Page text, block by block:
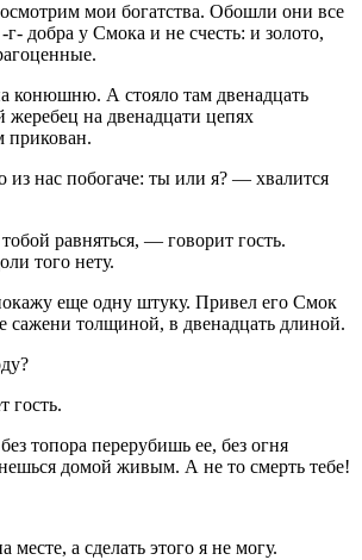
мои богатства. Обошли они все
добра у Смока и не счесть: и золото,
конюшню. А стояло там двенадцать
на двенадцати цепях
прикован.
из нас побогаче: ты или я? — хвалится
равняться, — говорит гость.
того нету.
еще одну штуку. Привел его Смок
сажени толщиной, в двенадцать длиной.
гость.
топора перерубишь ее, без огня
домой живым. А не то смерть тебе!
а сделать этого я не могу.